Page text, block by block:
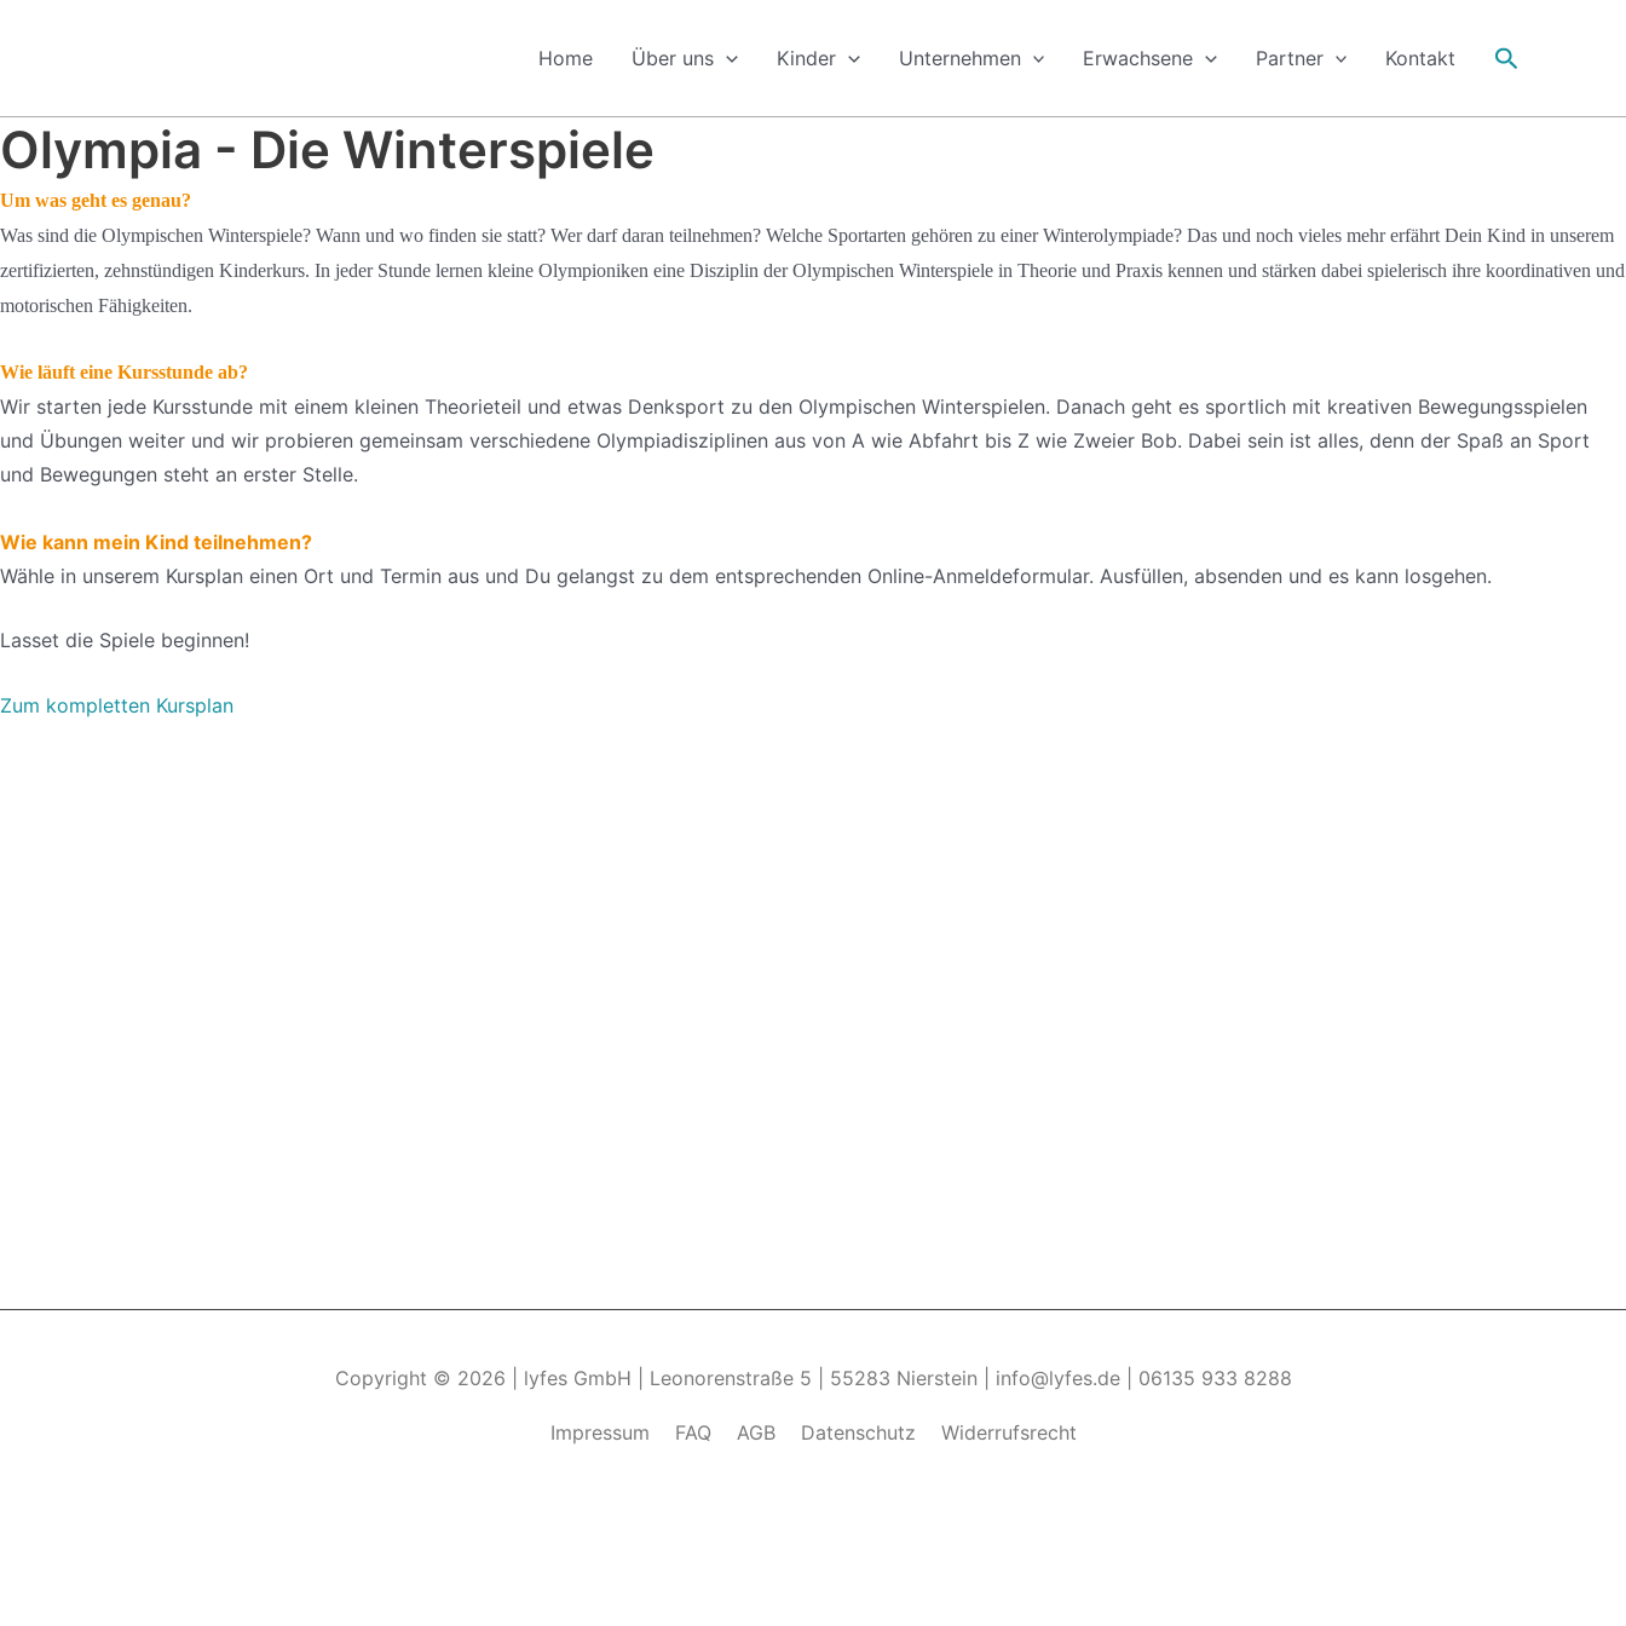
Home Über uns Kinder Unternehmen Erwachsene Partner Kontakt Suche
Olympia - Die Winterspiele
Um was geht es genau?
Was sind die Olympischen Winterspiele? Wann und wo finden sie statt? Wer darf daran teilnehmen? Welche Sportarten gehören zu einer Winterolympiade? Das und noch vieles mehr erfährt Dein Kind in unserem
zertifizierten, zehnstündigen Kinderkurs. In jeder Stunde lernen kleine Olympioniken eine Disziplin der Olympischen Winterspiele in Theorie und Praxis kennen und stärken dabei spielerisch ihre koordinativen und
motorischen Fähigkeiten.
Wie läuft eine Kursstunde ab?
Wir starten jede Kursstunde mit einem kleinen Theorieteil und etwas Denksport zu den Olympischen Winterspielen. Danach geht es sportlich mit kreativen Bewegungsspielen
und Übungen weiter und wir probieren gemeinsam verschiedene Olympiadisziplinen aus von A wie Abfahrt bis Z wie Zweier Bob. Dabei sein ist alles, denn der Spaß an Sport
und Bewegungen steht an erster Stelle.
Wie kann mein Kind teilnehmen?
Wähle in unserem Kursplan einen Ort und Termin aus und Du gelangst zu dem entsprechenden Online-Anmeldeformular. Ausfüllen, absenden und es kann losgehen.
Lasset die Spiele beginnen!
Zum kompletten Kursplan
Copyright © 2026 | lyfes GmbH | Leonorenstraße 5 | 55283 Nierstein | info@lyfes.de | 06135 933 8288
Impressum FAQ AGB Datenschutz Widerrufsrecht